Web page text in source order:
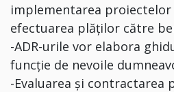
implementarea proiectelor
efectuarea plăților către
-ADR-urile vor elabora
funcție de nevoile
-Evaluarea și contractarea